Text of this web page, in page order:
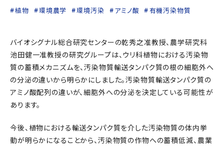
植物
環境農学 環境汚染 アミノ酸 有機汚染物質
バイオシグナル総合研究センターの乾秀之准教授、農学研究科
池田健一准教授の研究グループは、ウリ科植物における汚染物
質の蓄積メカニズムを、汚染物質輸送タンパク質の根の細胞外へ
の分泌の違いから明らかにしました。汚染物質輸送タンパク質の
アミノ酸配列の違いが、細胞外への分泌を決定している可能性が
あります。
今後、植物における輸送タンパク質を介した汚染物質の体内挙
動が明らかになることから、汚染物質の作物への蓄積低減、農業